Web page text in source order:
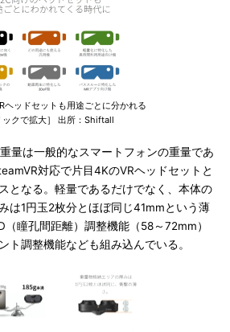
ヘッドセットも用途ごとに分かれる
ックで拡大］ 出所：Shiftall
量は一般的なスマートフォンの重量であ
対応で片目4KのVRヘッドセットと
となる。軽量であるだけでなく、本体の
は1円玉2枚分とほぼ同じ41mmという薄
瞳孔間距離）調整機能（58～72mm）
ト調整機能なども組み込んでいる。